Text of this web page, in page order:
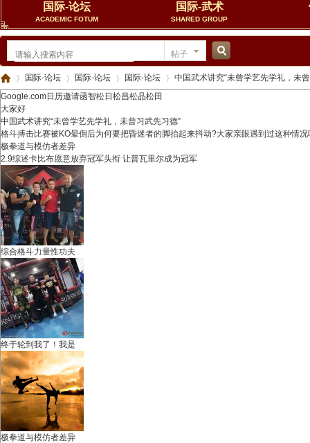
国际-论坛
ACADEMIC FOTUM
国际-武术
SHARED GROUP
帖子
搜
索
中
国
国
»
国际-论坛
›
国际-论坛
›
国际-论坛
›
中国武术讲究“未曾学艺先学礼，未
Google.com日历邀请函智松日松昌松晶松田
大家好
中国武术讲究“未曾学艺先学礼，未曾习武先习德”
格斗搏击比赛被KO晕倒后为何要把昏迷者的脚抬起来抖动?大家亲眼遇到过这种情况
极拳道与模仿者差异
2.9综述卡比布愿意放弃冠军头衔 让普瓦里尔成为冠军
综合格斗力量性功夫
终于轮到我了！我是
极拳道与模仿者差异